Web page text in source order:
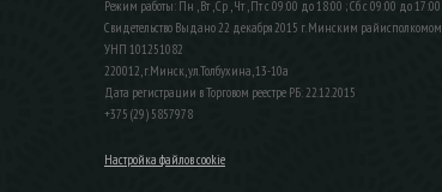
Режим работы: Пн , Вт , Ср , Чт , Пт c 09:00 до 18:00 ; Сб c 09:00 до 17:00
Свидетельство Выдано 22 декабря 2015 г. Минским райисполкомом
УНП 101251082
220012, г.Минск, ул.Толбухина, 13-10а
Дата регистрации в Торговом реестре РБ: 22.12.2015
+375 (29) 5857978
Настройка файлов cookie